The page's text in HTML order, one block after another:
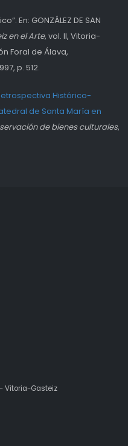
En: GONZÁLEZ DE SAN
en el Arte, vol. II, Vitoria-
Foral de Álava,
p. 512.
Histórico-
de Santa María en
de bienes culturales,
Vitoria-Gasteiz